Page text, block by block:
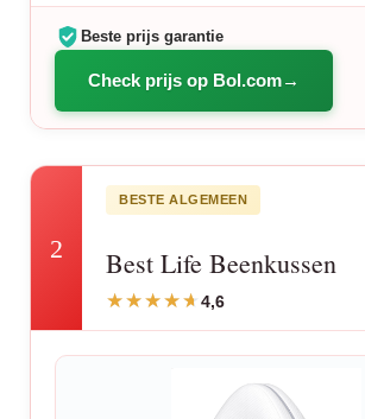
Beste prijs garantie
Check prijs op Bol.com
2
BESTE ALGEMEEN
Best Life Beenkussen
4,6